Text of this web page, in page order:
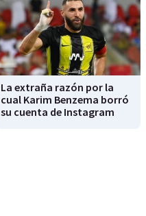
La extraña razón por la
cual Karim Benzema borró
su cuenta de Instagram